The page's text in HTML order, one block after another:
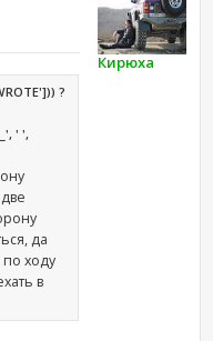
?
' ',
да
ходу
в
Кирюха